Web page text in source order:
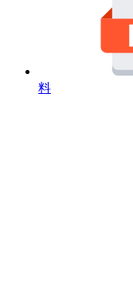
料